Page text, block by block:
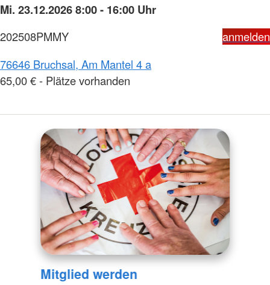
Mi. 23.12.2026 8:00 - 16:00 Uhr
202508PMMY
anmelden
76646 Bruchsal, Am Mantel 4 a
65,00 € - Plätze vorhanden
Mitglied werden